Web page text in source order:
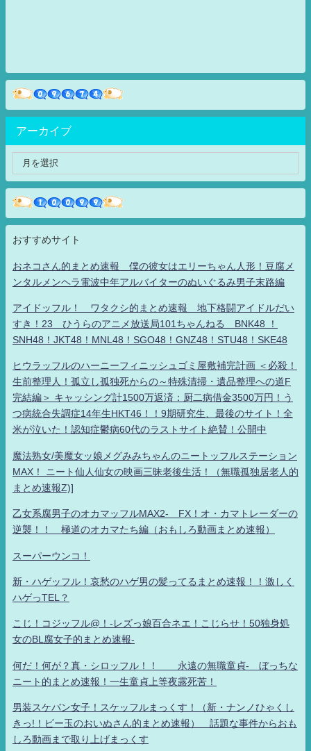
アーカイブ
おすすめサイト
おネコさん的まとめ速報 僕の彼女はエリーちゃん人形！豆腐メ
ンタルメンヘラ電波中年アルバイターのぬいぐるみ男子末路編
アイドッフル！ ワタクシ的まとめ速報 地下格闘アイドルだい
すき！23 ひうらのアニメ放送局101ちゃんねる BNK48 ！
SNH48！JKT48！MNL48！SGO48！GNZ48！STU48！SKE48
ヒウラッフルのハーニーフィニッシュゴミ屋敷補完計画 ＜必殺！
生前整理人！孤立し孤独死からの～特殊清掃・遺品整理への道F
完結編＞ キャッシング計1500万返済：厨二病借金3500万円！う
つ病統合失調症14年生HKT46！！9期研究生、最後のサイト！全
米が泣いた！認知症鬱病60代のラストサイト絶賛！公開中
魔法熟女/美魔女ッ娘メグみみちゃんのニートッフルステーション
MAX！ ニート仙人仙女の映画三昧老後生活！（無職孤独居老人的
まとめ速報Z)]
乙女系腐男子のオカマッフルMAX2- FX！オ・カマトレーダーの
逆襲！！ 極道のオカマたち編（おもしろ動画まとめ速報）
スーパーウンコ！
新・ハゲッフル！哀愁のハゲ男の髪ってるまとめ速報！！激しく
ハゲっTEL？
こじ！コジッフル@！-レズっ娘百合ネエ！こじらせ！50独身処
女のBL腐女子的まとめ速報-
何だ！何が？真・シロッフル！！ 永遠の無職童貞- ぼっちな
ニート的まとめ速報！一生童貞上等夜露死苦！
男装スケバン女子！スケッフルまっくす！（新・ナンノひゃくし
きっ!！ビー玉のおいぬさん的まとめ速報） 話題な事件からおも
しろ動画まで取り上げまっくす